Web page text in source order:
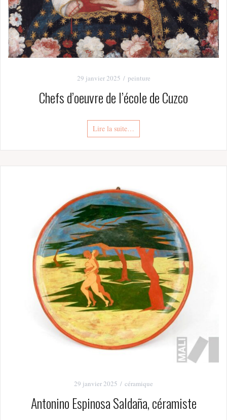
29 janvier 2025 peinture
Chefs d’oeuvre de l’école de Cuzco
Lire la suite…
29 janvier 2025 céramique
Antonino Espinosa Saldaña, céramiste